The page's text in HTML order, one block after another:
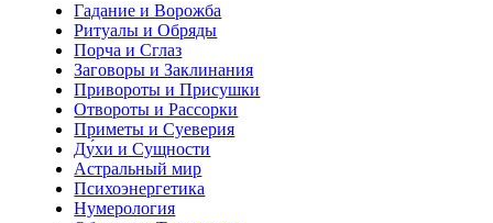
Гадание и Ворожба
Ритуалы и Обряды
Порча и Сглаз
Заговоры и Заклинания
Привороты и Присушки
Отвороты и Рассорки
Приметы и Суеверия
Ду́хи и Сущности
Астральный мир
Психоэнергетика
Нумерология